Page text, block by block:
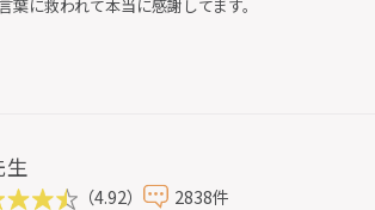
葉に救われて本当に感謝してます。
生
（4.92） 2838件